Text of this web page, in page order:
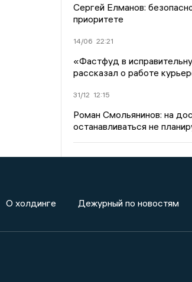
Сергей Елманов:
приоритете
14/06 22:21
«Фастфуд в
рассказал о работе
31/12 12:15
Роман Смольянинов: на
останавливаться не
О холдинге Дежурный по новостям